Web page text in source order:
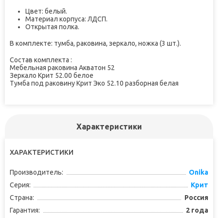
Цвет: белый.
Материал корпуса: ЛДСП.
Открытая полка.
В комплекте: тумба, раковина, зеркало, ножка (3 шт.).
Состав комплекта :
Мебельная раковина Акватон 52
Зеркало Крит 52.00 белое
Тумба под раковину Крит Эко 52.10 разборная белая
Характеристики
ХАРАКТЕРИСТИКИ
Производитель:
Onika
Серия:
Крит
Страна:
Россия
Гарантия:
2 года